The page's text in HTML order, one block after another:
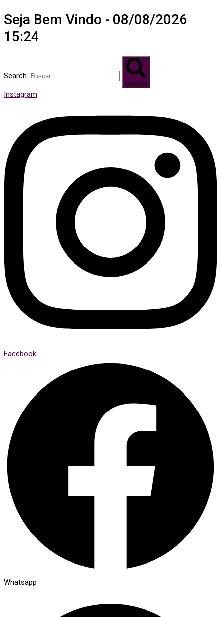
Seja Bem Vindo - 08/08/2026
15:24
Search
Search
Instagram
Facebook
Whatsapp